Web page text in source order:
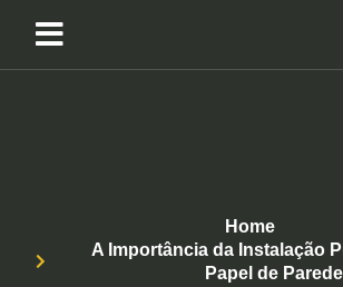
Home
A Importância da Instalação
Papel de Parede